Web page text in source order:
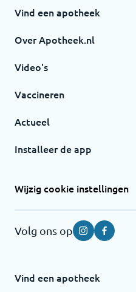
Vind een apotheek
Over Apotheek.nl
Video's
Vaccineren
Actueel
Installeer de app
Wijzig cookie instellingen
Volg ons op InstagramFacebook
Vind een apotheek